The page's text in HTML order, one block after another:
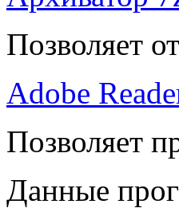
Позволяет
Adobe
Позволяет
Данные